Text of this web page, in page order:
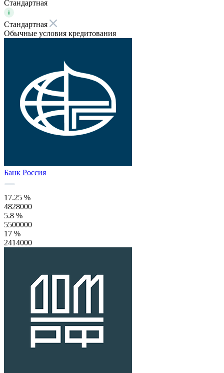
Стандартная
Стандартная
Обычные условия кредитования
Банк Россия
17.25 %
4828000
5.8 %
5500000
17 %
2414000